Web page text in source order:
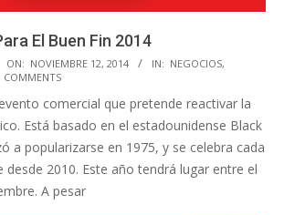
El Buen Fin 2014
ON: NOVIEMBRE 12, 2014 IN: NEGOCIOS,
COMMENTS
comercial que pretende reactivar la
Está basado en el estadounidense Black
a popularizarse en 1975, y se celebra cada
desde 2010. Este año tendrá lugar entre el
A pesar